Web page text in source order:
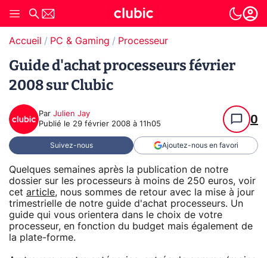
Accueil PC & Gaming Processeur
Guide d'achat processeurs février
2008 sur Clubic
Par Julien Jay
Publié le 29 février 2008 à 11h05 0
Suivez-nous Ajoutez-nous en favori
Quelques semaines après la publication de notre
dossier sur les processeurs à moins de 250 euros, voir
cet article, nous sommes de retour avec la mise à jour
trimestrielle de notre guide d'achat processeurs. Un
guide qui vous orientera dans le choix de votre
processeur, en fonction du budget mais également de
la plate-forme.